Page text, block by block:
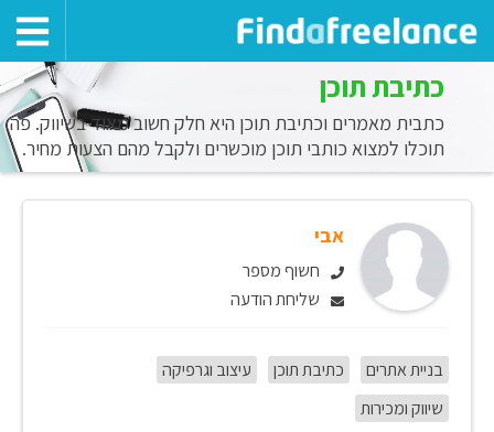
כתיבת תוכן
כתבית מאמרים וכתיבת תוכן היא חלק חשוב מאוד בשיווק. פה
תוכלו למצוא כותבי תוכן מוכשרים ולקבל מהם הצעות מחיר.
אבי
חשוף מספר
שליחת הודעה
בניית אתרים כתיבת תוכן
עיצוב וגרפיקה
שיווק ומכירות